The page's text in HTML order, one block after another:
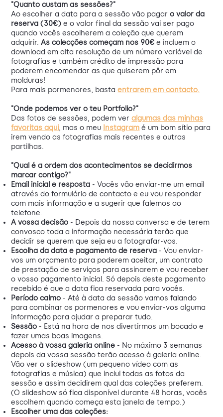
"Quanto custam as sessões?"
Ao escolher a data para a sessão vão pagaro valor da
reserva (30€) e o valor final da sessão vai ser pago
quando vocês escolherem a coleção que querem
adquirir.As colecções começam nos 90€ e incluem o
download em alta resolução de um número variável de
fotografias e também crédito de impressão para
poderem encomendar as que quiserem pôr em
molduras!
Para mais pormenores, bastaentrarem em contacto.
"Onde podemos ver o teu Portfolio?"
Das fotos de sessões, podem veralgumas das minhas
favoritas aqui, mas o meu Instagram é um bom sítio para
irem vendo as fotografias mais recentes e outras
partilhas.
"Qual é a ordem dos acontecimentos se decidirmos
marcar contigo?"
Email inicial e resposta - Vocês vão enviar-me um email
através do formulário de contacto e eu vou responder
com mais informação e a sugerir que falemos ao
telefone.
A vossa decisão - Depois da nossa conversa e de terem
convosco toda a informação necessária terão que
decidir se querem que seja eu a fotografar-vos.
Escolha da data e pagamento de reserva - Vou enviar-
vos um orçamento para poderem aceitar, um contrato
de prestação de serviços para assinarem e vou receber
o vosso pagamento inicial. Só depois deste pagamento
recebido é que a data fica reservada para vocês.
Período calmo - Até à data da sessão vamos falando
para combinar os pormenores e vou enviar-vos alguma
informação para ajudar a preparar tudo.
Sessão - Está na hora de nos divertirmos um bocado e
fazer umas boas imagens.
Acesso à vossa galeria online - No máximo 3 semanas
depois da vossa sessão terão acesso à galeria online.
Vão ver o slideshow (um pequeno vídeo com as
fotografias e música) que inclui todas as fotos da
sessão e assim decidirem qual das coleções preferem.
(O slideshow só fica disponível durante 48 horas, vocês
escolhem quando começa esta janela de tempo.)
Escolher uma das coleções: